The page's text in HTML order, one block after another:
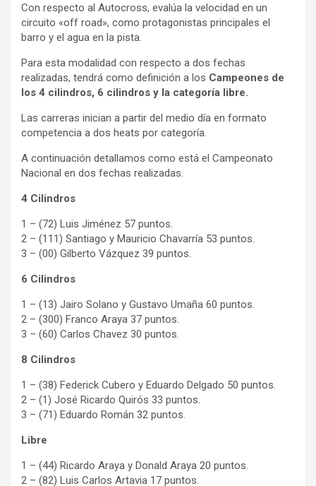
Con respecto al Autocross, evalúa la velocidad en un
circuito «off road», como protagonistas principales el
barro y el agua en la pista.
Para esta modalidad con respecto a dos fechas
realizadas, tendrá como definición a los Campeones de
los 4 cilindros, 6 cilindros y la categoría libre.
Las carreras inician a partir del medio día en formato
competencia a dos heats por categoría.
A continuación detallamos como está el Campeonato
Nacional en dos fechas realizadas.
4 Cilindros
1 – (72) Luis Jiménez 57 puntos.
2 – (111) Santiago y Mauricio Chavarría 53 puntos.
3 – (00) Gilberto Vázquez 39 puntos.
6 Cilindros
1 – (13) Jairo Solano y Gustavo Umaña 60 puntos.
2 – (300) Franco Araya 37 puntos.
3 – (60) Carlos Chavez 30 puntos.
8 Cilindros
1 – (38) Federick Cubero y Eduardo Delgado 50 puntos.
2 – (1) José Ricardo Quirós 33 puntos.
3 – (71) Eduardo Román 32 puntos.
Libre
1 – (44) Ricardo Araya y Donald Araya 20 puntos.
2 – (82) Luis Carlos Artavia 17 puntos.